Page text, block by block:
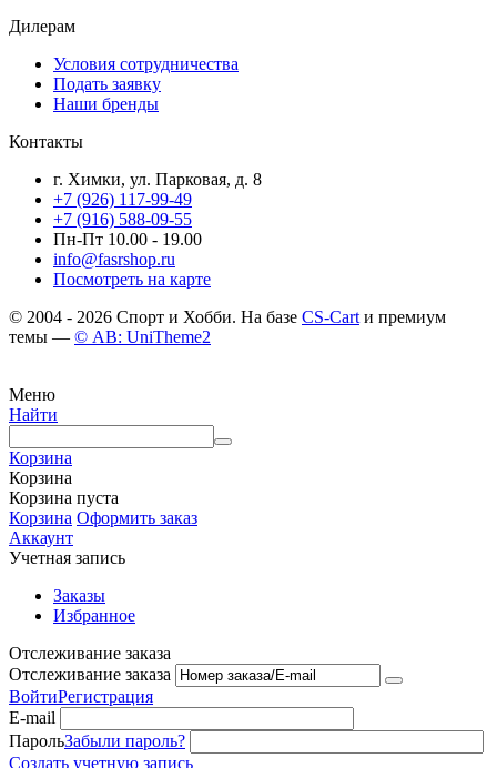
Дилерам
Условия сотрудничества
Подать заявку
Наши бренды
Контакты
г. Химки, ул. Парковая, д. 8
+7 (926) 117-99-49
+7 (916) 588-09-55
Пн-Пт 10.00 - 19.00
info@fasrshop.ru
Посмотреть на карте
© 2004 - 2026 Спорт и Хобби. На базе CS-Cart и премиум
темы — © AB: UniTheme2
Меню
Найти
Корзина
Корзина
Корзина пуста
Корзина Оформить заказ
Аккаунт
Учетная запись
Заказы
Избранное
Отслеживание заказа
Отслеживание заказа
ВойтиРегистрация
E-mail
ПарольЗабыли пароль?
Создать учетную запись